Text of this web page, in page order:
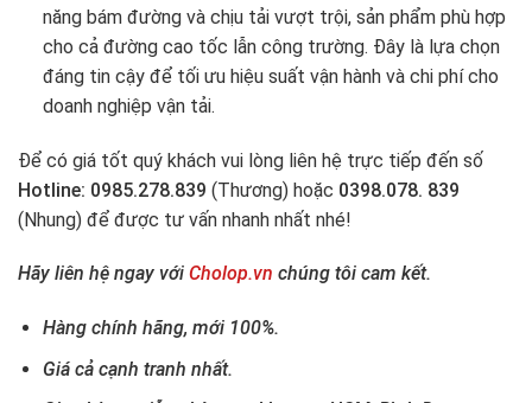
năng bám đường và chịu tải vượt trội, sản phẩm phù hợp
cho cả đường cao tốc lẫn công trường. Đây là lựa chọn
đáng tin cậy để tối ưu hiệu suất vận hành và chi phí cho
doanh nghiệp vận tải.
Để có giá tốt quý khách vui lòng liên hệ trực tiếp đến số
Hotline: 0985.278.839 (Thương) hoặc 0398.078. 839
(Nhung) để được tư vấn nhanh nhất nhé!
Hãy liên hệ ngay với Cholop.vn chúng tôi cam kết.
Hàng chính hãng, mới 100%.
Giá cả cạnh tranh nhất.